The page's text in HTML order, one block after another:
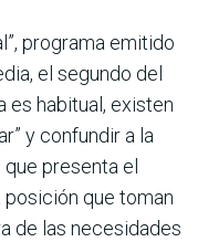
programa emitido
el segundo del
es habitual, existen
y confundir a la
pre­senta el
que toman
de las necesidades